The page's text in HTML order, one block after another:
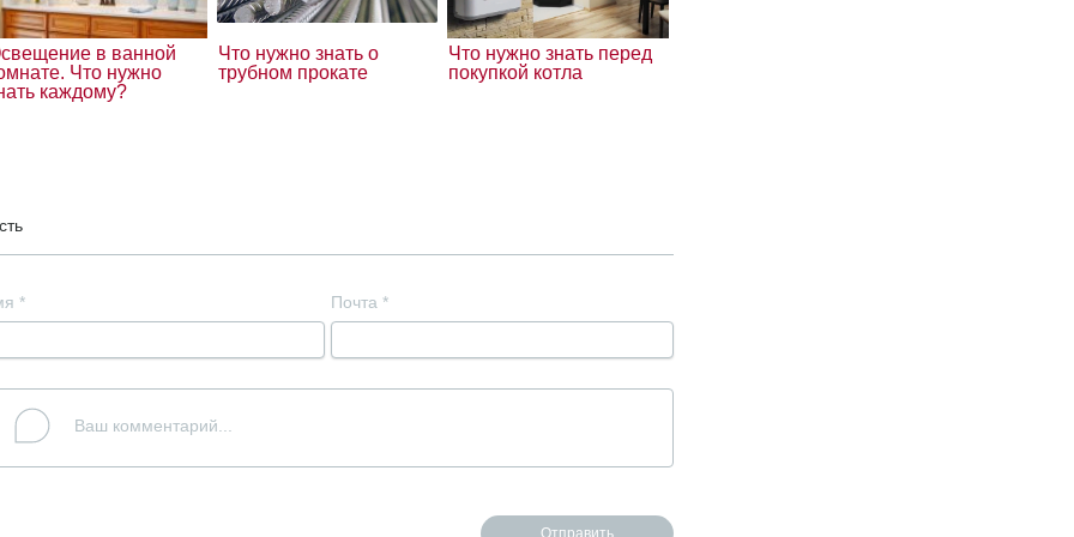
в ванной
Что нужно
каждому?
Что нужно знать о
трубном прокате
Что нужно знать перед
покупкой котла
* Почта *